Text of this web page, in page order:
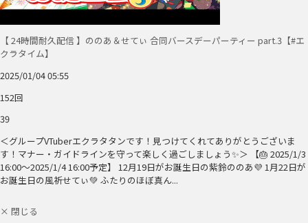
【 24時間耐久配信 】ののあ＆せてぃ 合同バースデーパーティー part.3【#エ
クラタイム】
2025/01/04 05:55
152回
39
＜グループVTuberエクラタタンです！見つけてくれてありがとうございま
す！マナー・ガイドラインを守って楽しく過ごしましょう✨＞ 【🎂 2025/1/3
16:00～2025/1/4 16:00予定】 12月19日がお誕生日の紫鈴ののあ💜 1月22日が
お誕生日の風祈せてぃ💚 ふたりのほぼ真ん...
× 閉じる